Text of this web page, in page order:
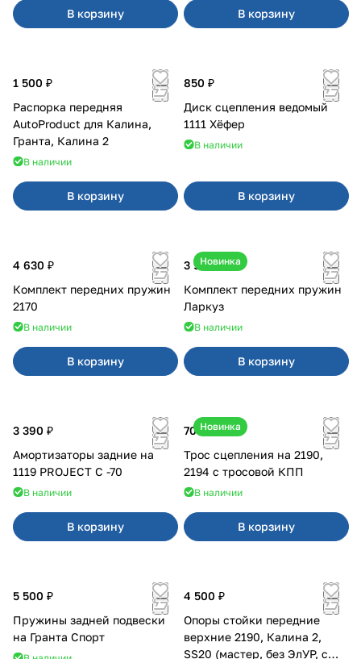
В корзину В корзину
1 500 ₽
Распорка передняя
AutoProduct для Калина,
Гранта, Калина 2
В наличии
В корзину
850 ₽
Диск сцепления ведомый
1111 Хёфер
В наличии
В корзину
4 630 ₽
Комплект передних пружин
2170
В наличии
В корзину
Новинка
3 900 ₽
Комплект передних пружин
Ларкуз
В наличии
В корзину
3 390 ₽
Амортизаторы задние на
1119 PROJECT С -70
В наличии
В корзину
Новинка
700 ₽
Трос сцепления на 2190,
2194 с тросовой КПП
В наличии
В корзину
5 500 ₽
Пружины задней подвески
на Гранта Спорт
4 500 ₽
Опоры стойки передние
верхние 2190, Калина 2,
SS20 (мастер, без ЭлУР, с